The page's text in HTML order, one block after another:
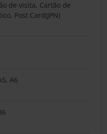
de visita, Cartão de
Post Card(JPN)
A6